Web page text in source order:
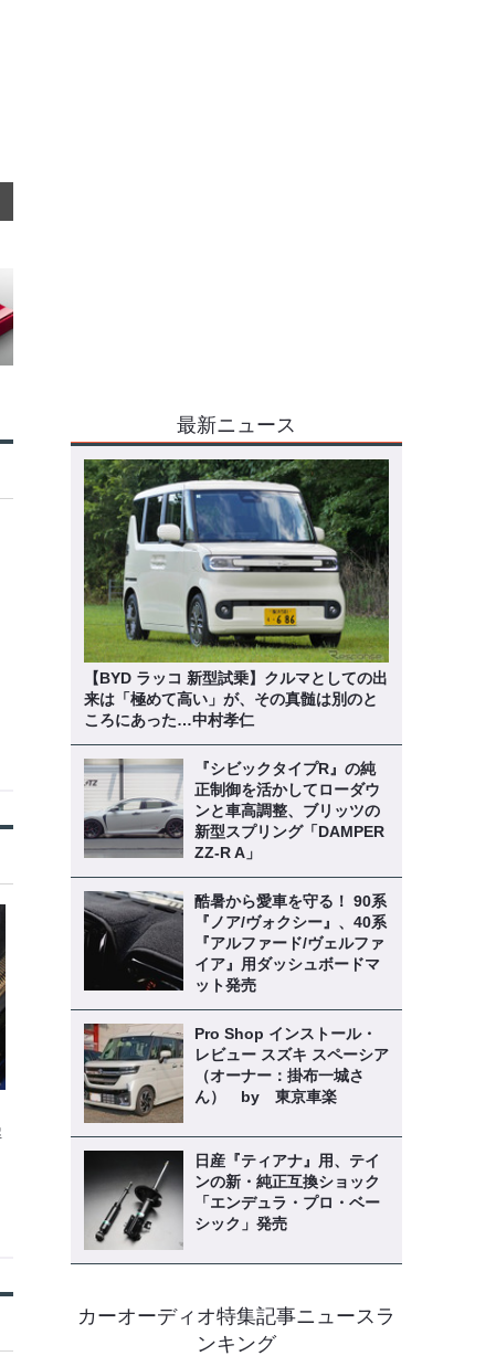
最新ニュース
【BYD ラッコ 新型試乗】クルマとしての出
来は「極めて高い」が、その真髄は別のと
ころにあった…中村孝仁
『シビックタイプR』の純
正制御を活かしてローダウ
ンと車高調整、ブリッツの
新型スプリング「DAMPER
ZZ-R A」
酷暑から愛車を守る！ 90系
『ノア/ヴォクシー』、40系
『アルファード/ヴェルファ
イア』用ダッシュボードマ
ット発売
Pro Shop インストール・
レビュー スズキ スペーシア
（オーナー：掛布一城さ
ん） by 東京車楽
日産『ティアナ』用、テイ
ンの新・純正互換ショック
「エンデュラ・プロ・ベー
シック」発売
カーオーディオ特集記事ニュースラ
ンキング